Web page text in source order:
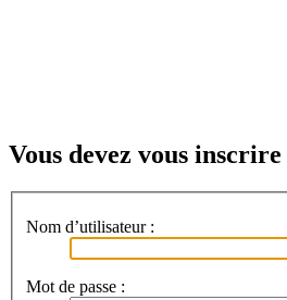
Vous devez vous
Nom d’utilisateur :
Mot de passe :